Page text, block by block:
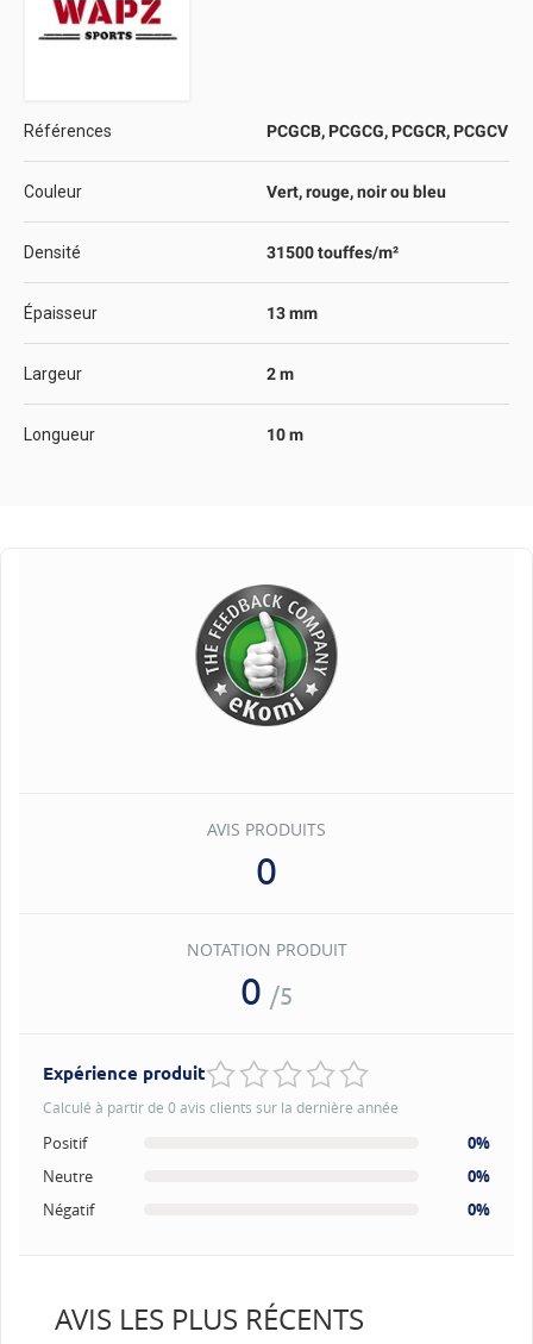
Références PCGCB, PCGCG, PCGCR, PCGCV
Couleur Vert, rouge, noir ou bleu
Densité 31500 touffes/m²
Épaisseur 13 mm
Largeur 2 m
Longueur 10 m
AVIS PRODUITS
0
NOTATION PRODUIT
0 /5
Expérience produit
Calculé à partir de 0 avis clients sur la dernière année
Positif
0%
Neutre
0%
Négatif
0%
AVIS LES PLUS RÉCENTS